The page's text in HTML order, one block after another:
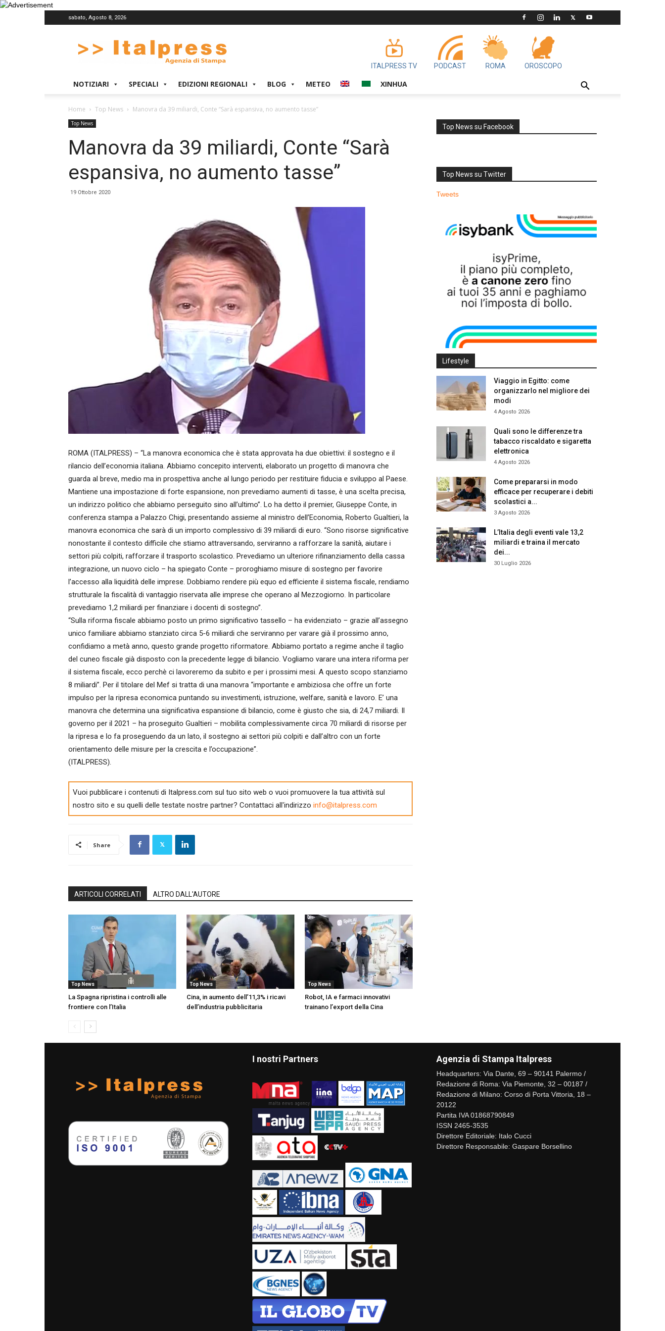
sabato, Agosto 8, 2026
ITALPRESS TV PODCAST ROMA OROSCOPO
NOTIZIARI SPECIALI EDIZIONI REGIONALI BLOG METEO XINHUA
Home Top News Manovra da 39 miliardi, Conte “Sarà espansiva, no aumento tasse”
Top News
Manovra da 39 miliardi, Conte “Sarà
espansiva, no aumento tasse”
19 Ottobre 2020
ROMA (ITALPRESS) – “La manovra economica che è stata approvata ha due obiettivi: il sostegno e il
rilancio dell’economia italiana. Abbiamo concepito interventi, elaborato un progetto di manovra che
guarda al breve, medio ma in prospettiva anche al lungo periodo per restituire fiducia e sviluppo al Paese.
Mantiene una impostazione di forte espansione, non prevediamo aumenti di tasse, è una scelta precisa,
un indirizzo politico che abbiamo perseguito sino all’ultimo”. Lo ha detto il premier, Giuseppe Conte, in
conferenza stampa a Palazzo Chigi, presentando assieme al ministro dell’Economia, Roberto Gualtieri, la
manovra economica che sarà di un importo complessivo di 39 miliardi di euro. “Sono risorse significative
nonostante il contesto difficile che stiamo attraversando, serviranno a rafforzare la sanità, aiutare i
settori più colpiti, rafforzare il trasporto scolastico. Prevediamo un ulteriore rifinanziamento della cassa
integrazione, un nuovo ciclo – ha spiegato Conte – proroghiamo misure di sostegno per favorire
l’accesso alla liquidità delle imprese. Dobbiamo rendere più equo ed efficiente il sistema fiscale, rendiamo
strutturale la fiscalità di vantaggio riservata alle imprese che operano al Mezzogiorno. In particolare
prevediamo 1,2 miliardi per finanziare i docenti di sostegno”.
“Sulla riforma fiscale abbiamo posto un primo significativo tassello – ha evidenziato – grazie all’assegno
unico familiare abbiamo stanziato circa 5-6 miliardi che serviranno per varare già il prossimo anno,
confidiamo a metà anno, questo grande progetto riformatore. Abbiamo portato a regime anche il taglio
del cuneo fiscale già disposto con la precedente legge di bilancio. Vogliamo varare una intera riforma per
il sistema fiscale, ecco perchè ci lavoreremo da subito e per i prossimi mesi. A questo scopo stanziamo
8 miliardi”. Per il titolare del Mef si tratta di una manovra “importante e ambiziosa che offre un forte
impulso per la ripresa economica puntando su investimenti, istruzione, welfare, sanità e lavoro. E’ una
manovra che determina una significativa espansione di bilancio, come è giusto che sia, di 24,7 miliardi. Il
governo per il 2021 – ha proseguito Gualtieri – mobilita complessivamente circa 70 miliardi di risorse per
la ripresa e lo fa proseguendo da un lato, il sostegno ai settori più colpiti e dall’altro con un forte
orientamento delle misure per la crescita e l’occupazione”.
(ITALPRESS).
Vuoi pubblicare i contenuti di Italpress.com sul tuo sito web o vuoi promuovere la tua attività sul
nostro sito e su quelli delle testate nostre partner? Contattaci all'indirizzo info@italpress.com
Share
ARTICOLI CORRELATI ALTRO DALL'AUTORE
Top News
La Spagna ripristina i controlli alle
frontiere con l’Italia
Top News
Cina, in aumento dell’11,3% i ricavi
dell’industria pubblicitaria
Top News
Robot, IA e farmaci innovativi
trainano l’export della Cina
Top News su Facebook
Top News su Twitter
Tweets
Lifestyle
Viaggio in Egitto: come
organizzarlo nel migliore dei
modi
4 Agosto 2026
Quali sono le differenze tra
tabacco riscaldato e sigaretta
elettronica
4 Agosto 2026
Come prepararsi in modo
efficace per recuperare i debiti
scolastici a...
3 Agosto 2026
L’Italia degli eventi vale 13,2
miliardi e traina il mercato
dei...
30 Luglio 2026
I nostri Partners Agenzia di Stampa Italpress
Headquarters: Via Dante, 69 – 90141 Palermo /
Redazione di Roma: Via Piemonte, 32 – 00187 /
Redazione di Milano: Corso di Porta Vittoria, 18 –
20122
Partita IVA 01868790849
ISSN 2465-3535
Direttore Editoriale: Italo Cucci
Direttore Responsabile: Gaspare Borsellino